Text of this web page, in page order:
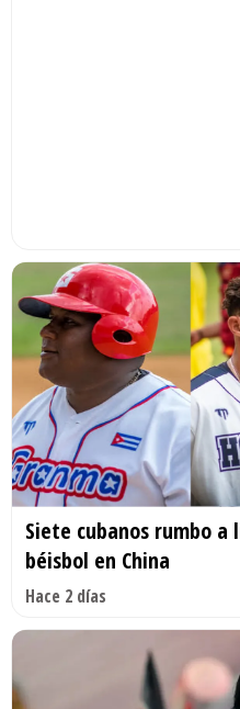
Siete cubanos rumbo
béisbol en China
Hace 2 días